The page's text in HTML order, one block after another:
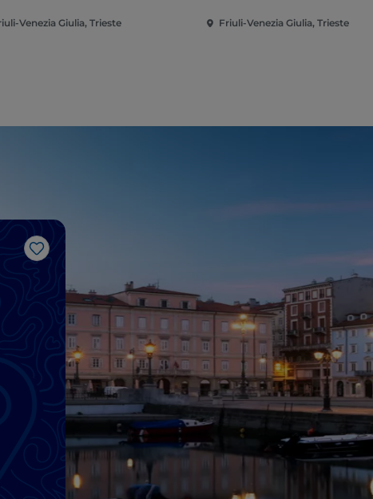
Venezia Giulia, Trieste Friuli-Venezia Giulia, Trieste
Gosto